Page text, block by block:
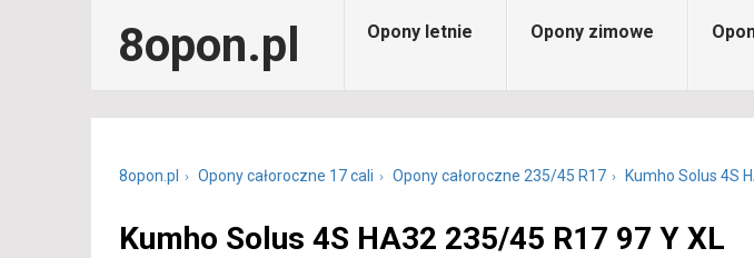
8opon.pl Opony letnie Opony zimowe
8opon.pl Opony całoroczne 17 cali Opony całoroczne 235/45 R17 Kumho Solus 4S
Kumho Solus 4S HA32 235/45 R17 97 Y XL